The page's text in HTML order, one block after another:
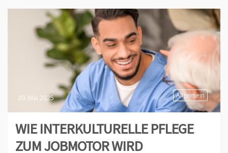
Allgemein
20. Mai 2025
WIE INTERKULTURELLE PFLEGE
ZUM JOBMOTOR WIRD